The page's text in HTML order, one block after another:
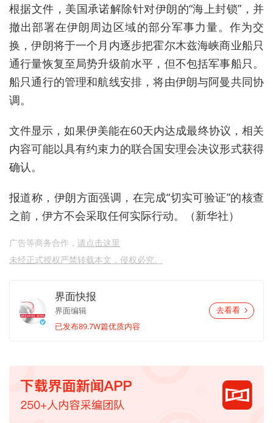
根据文件，美国承诺解除针对伊朗的“海上封锁”，并
撤出部署在伊朗周边区域的部分军事力量。作为交
换，伊朗将于一个月内逐步把霍尔木兹海峡商业船只
通行量恢复至局势升级前水平，但不包括军事船只。
船只通行的管理和航线安排，将由伊朗与阿曼共同协
调。
文件显示，如果伊美能在60天内达成最终协议，相关
内容可能以具有约束力的联合国安理会决议形式获得
确认。
报道称，伊朗方面强调，在完成“切实可验证”的核查
之前，伊方不会采取任何实际行动。（新华社）
广告等商务合作， 请点击这里
未经正式授权严禁转载本文，侵权必究。
界面快报
界面编辑
已发布89.7W篇优质内容
去看看